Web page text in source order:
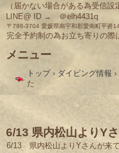
（届かない場合がある為受信設
LINE@ ID → ＠elh4431q
〒798-3704 愛媛県南宇和郡愛南町平碆
完全予約制の為お立ち寄りの際
メニュー
ン
ス
キ
ッ
トップ › ダイビング情報 ›
た
6/13 県内松山よりY
6/13 県内松山よりYさんが来